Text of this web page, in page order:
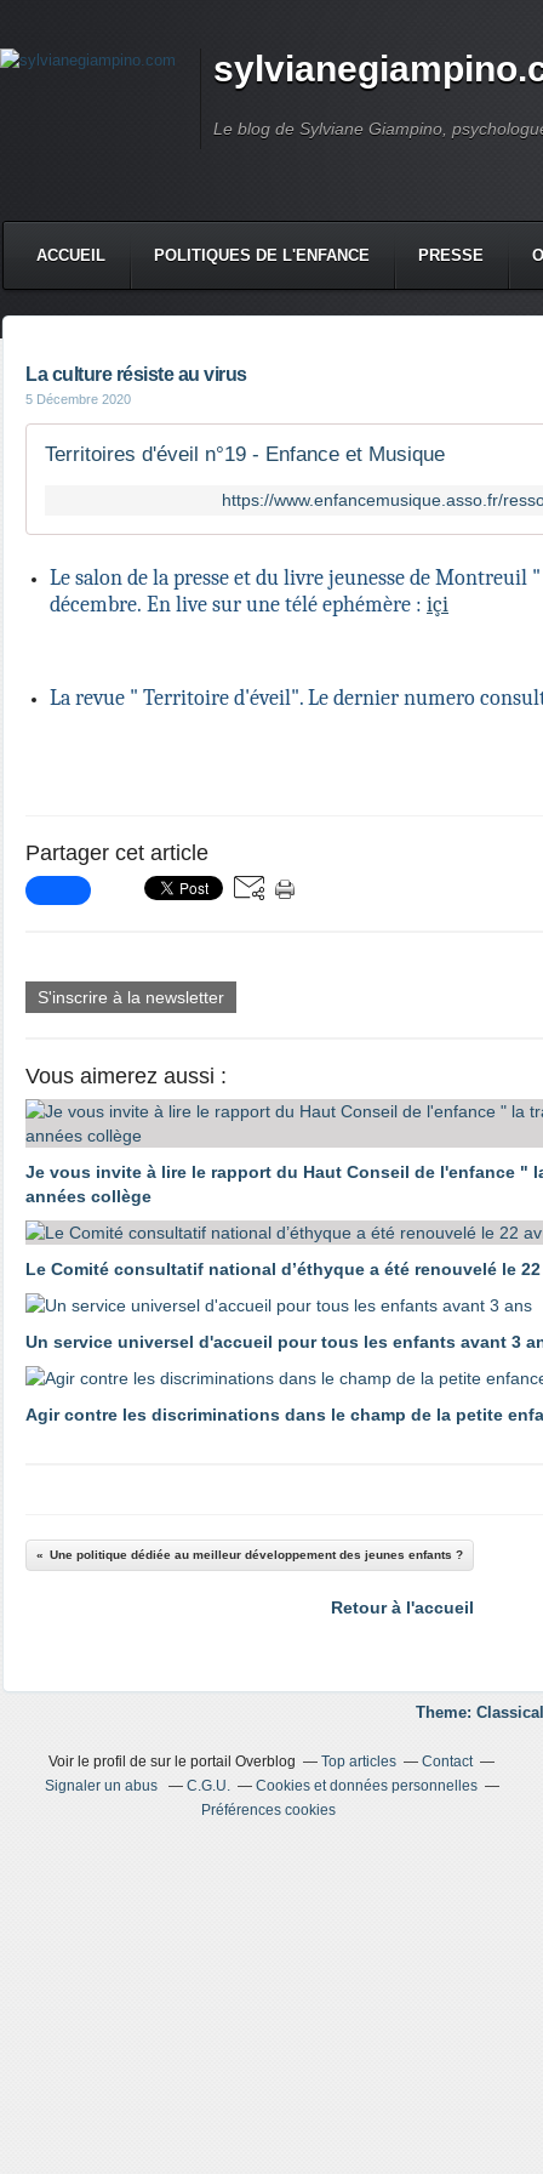
Le blog de Sylviane Giampino,
ACCUEIL POLITIQUES DE L'ENFANCE PRESSE
La culture résiste au virus
5 Décembre 2020
Territoires d'éveil n°19 - Enfance et Musique
https://www.enfancemusique.asso.fr/
Le salon de la presse et du livre jeunesse de Montreuil
décembre. En live sur une télé ephémère : içi
La revue " Territoire d'éveil". Le dernier numero
Partager cet article
S'inscrire à la newsletter
Vous aimerez aussi :
Je vous invite à lire le rapport du Haut Conseil de l'enfance "
années collège
Le Comité consultatif national d’éthyque a été renouvelé le
Un service universel d'accueil pour tous les enfants avant 3
Agir contre les discriminations dans le champ de la petite
Une politique dédiée au meilleur développement des jeunes enfants ?
Retour à l'accueil
Theme:
Voir le profil de sur le portail Overblog Top articles
Contact
Signaler un abus
C.G.U.
Cookies et données personnelles
Préférences cookies